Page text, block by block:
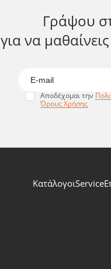
Γράψου
για να
Αποδέχομαι την
Όρους Χρήσης
ΚατάλογοιService